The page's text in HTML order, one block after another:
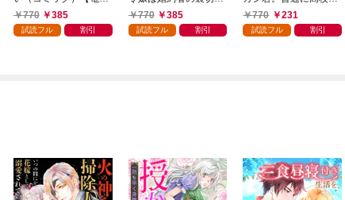
版特典付】１
770 385
試読フル 割引
を知り回帰する（コミ
ック）【電子版特典
770 385
試読フル 割引
活を送りたい（コミッ
ク）【電子版特典付】
770 231
試読フル 割引